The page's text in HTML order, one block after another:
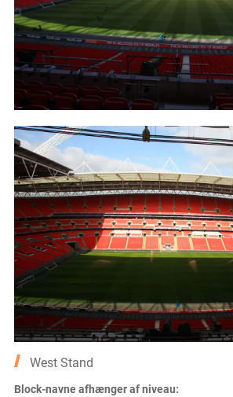
West Stand
Block-navne afhænger af niveau: